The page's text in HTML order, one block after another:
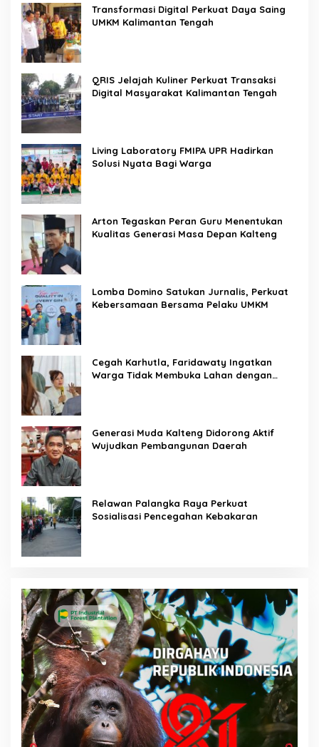
Transformasi Digital Perkuat Daya Saing
UMKM Kalimantan Tengah
QRIS Jelajah Kuliner Perkuat Transaksi
Digital Masyarakat Kalimantan Tengah
Living Laboratory FMIPA UPR Hadirkan
Solusi Nyata Bagi Warga
Arton Tegaskan Peran Guru Menentukan
Kualitas Generasi Masa Depan Kalteng
Lomba Domino Satukan Jurnalis, Perkuat
Kebersamaan Bersama Pelaku UMKM
Cegah Karhutla, Faridawaty Ingatkan
Warga Tidak Membuka Lahan dengan
Generasi Muda Kalteng Didorong Aktif
Wujudkan Pembangunan Daerah
Relawan Palangka Raya Perkuat
Sosialisasi Pencegahan Kebakaran